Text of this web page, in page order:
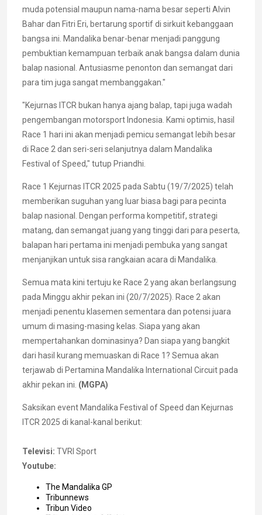
muda potensial maupun nama-nama besar seperti Alvin
Bahar dan Fitri Eri, bertarung sportif di sirkuit kebanggaan
bangsa ini. Mandalika benar-benar menjadi panggung
pembuktian kemampuan terbaik anak bangsa dalam dunia
balap nasional. Antusiasme penonton dan semangat dari
para tim juga sangat membanggakan."
"Kejurnas ITCR bukan hanya ajang balap, tapi juga wadah
pengembangan motorsport Indonesia. Kami optimis, hasil
Race 1 hari ini akan menjadi pemicu semangat lebih besar
di Race 2 dan seri-seri selanjutnya dalam Mandalika
Festival of Speed," tutup Priandhi.
Race 1 Kejurnas ITCR 2025 pada Sabtu (19/7/2025) telah
memberikan suguhan yang luar biasa bagi para pecinta
balap nasional. Dengan performa kompetitif, strategi
matang, dan semangat juang yang tinggi dari para peserta,
balapan hari pertama ini menjadi pembuka yang sangat
menjanjikan untuk sisa rangkaian acara di Mandalika.
Semua mata kini tertuju ke Race 2 yang akan berlangsung
pada Minggu akhir pekan ini (20/7/2025). Race 2 akan
menjadi penentu klasemen sementara dan potensi juara
umum di masing-masing kelas. Siapa yang akan
mempertahankan dominasinya? Dan siapa yang bangkit
dari hasil kurang memuaskan di Race 1? Semua akan
terjawab di Pertamina Mandalika International Circuit pada
akhir pekan ini. (MGPA)
Saksikan event Mandalika Festival of Speed dan Kejurnas
ITCR 2025 di kanal-kanal berikut:
Televisi: TVRI Sport
Youtube:
The Mandalika GP
Tribunnews
Tribun Video